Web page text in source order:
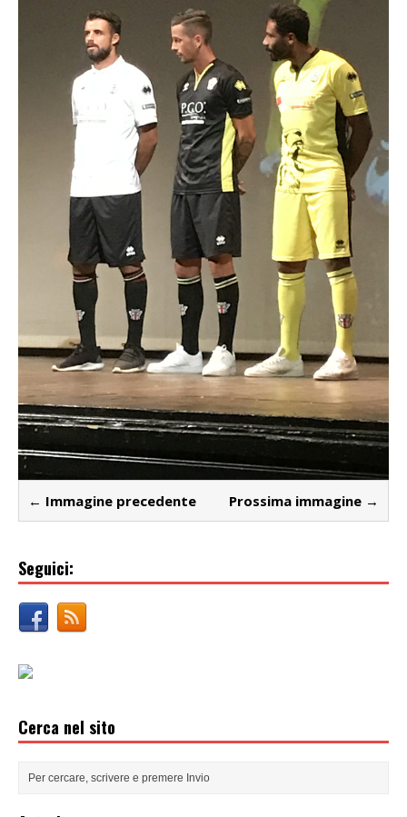
← Immagine precedente Prossima immagine →
Seguici:
Cerca nel sito